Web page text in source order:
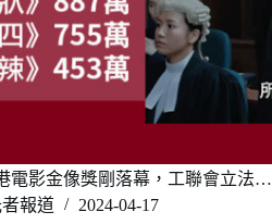
電影金像獎剛落幕，工聯會立法…
報道
2024-04-17